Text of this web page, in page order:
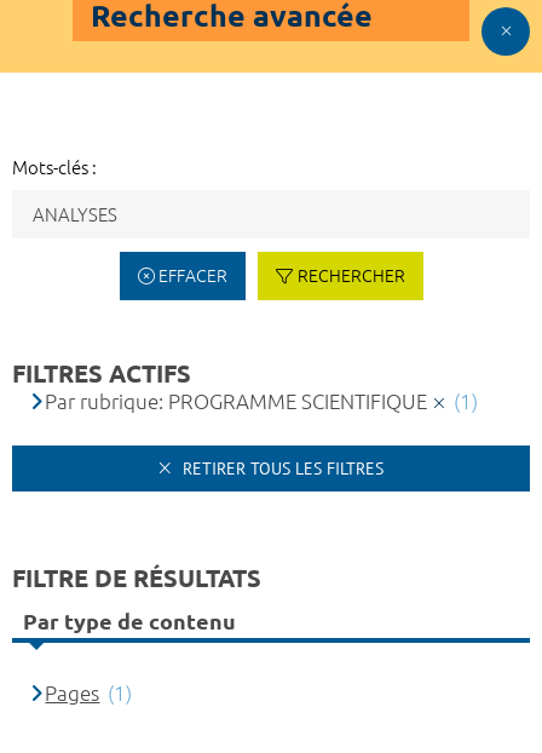
Recherche avancée
Mots-clés :
EFFACER RECHERCHER
FILTRES ACTIFS
Par rubrique: PROGRAMME SCIENTIFIQUE (1)
RETIRER TOUS LES FILTRES
FILTRE DE RÉSULTATS
Par type de contenu
Pages (1)